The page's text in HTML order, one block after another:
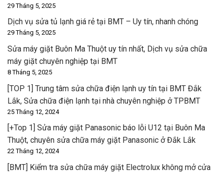
29 Tháng 5, 2025
Dịch vụ sửa tủ lạnh giá rẻ tại BMT – Uy tín, nhanh chóng
29 Tháng 5, 2025
Sửa máy giặt Buôn Ma Thuột uy tín nhất, Dịch vụ sửa chữa
máy giặt chuyên nghiệp tại BMT
8 Tháng 5, 2025
[TOP 1] Trung tâm sửa chữa điện lạnh uy tín tại BMT Đắk
Lắk, Sửa chữa điện lạnh tại nhà chuyên nghiệp ở TPBMT
25 Tháng 12, 2024
[+Top 1] Sửa máy giặt Panasonic báo lỗi U12 tại Buôn Ma
Thuột, chuyên sửa chữa máy giặt Panasonic ở Đắk Lắk
22 Tháng 12, 2024
[BMT] Kiểm tra sửa chữa máy giặt Electrolux không mở cửa